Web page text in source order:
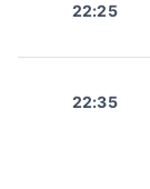
22:25
22:35